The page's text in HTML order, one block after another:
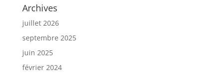
Archives
juillet 2026
septembre 2025
juin 2025
février 2024